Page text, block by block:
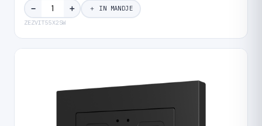
− ＋ ＋ IN MANDJE
ZEZVIT55X2SW